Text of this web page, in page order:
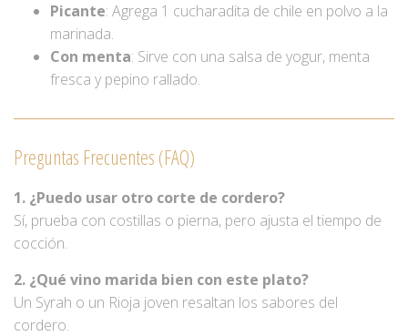
Picante: Agrega 1 cucharadita de chile en polvo a la
marinada.
Con menta: Sirve con una salsa de yogur, menta
fresca y pepino rallado.
Preguntas Frecuentes (FAQ)
1. ¿Puedo usar otro corte de cordero?
Sí, prueba con costillas o pierna, pero ajusta el tiempo de
cocción.
2. ¿Qué vino marida bien con este plato?
Un Syrah o un Rioja joven resaltan los sabores del
cordero.